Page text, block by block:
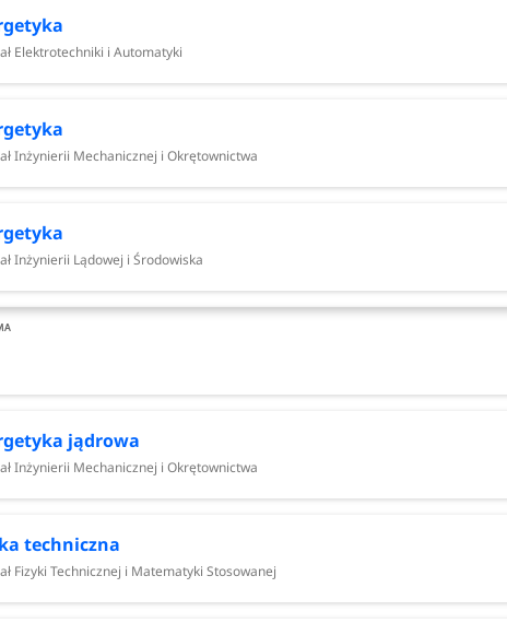
Inżynierii Lądowej i Środowiska
i Środowiska
Stosowanej
Mechanicznej i Okrętownictwa
i Okrętownictwa
Matematyki Stosowanej
Stosowanej
Mechanicznej i Okrętownictwa
Mechanicznej i Okrętownictwa
Telekomunikacji i Informatyki
Telekomunikacji i Informatyki
i Okrętownictwa
Mechanicznej i Okrętownictwa
i Ekonomii
Elektrotechniki i Automatyki
Inżynierii Mechanicznej i Okrętownictwa
Inżynierii Lądowej i Środowiska
jądrowa
Inżynierii Mechanicznej i Okrętownictwa
techniczna
Fizyki Technicznej i Matematyki Stosowanej